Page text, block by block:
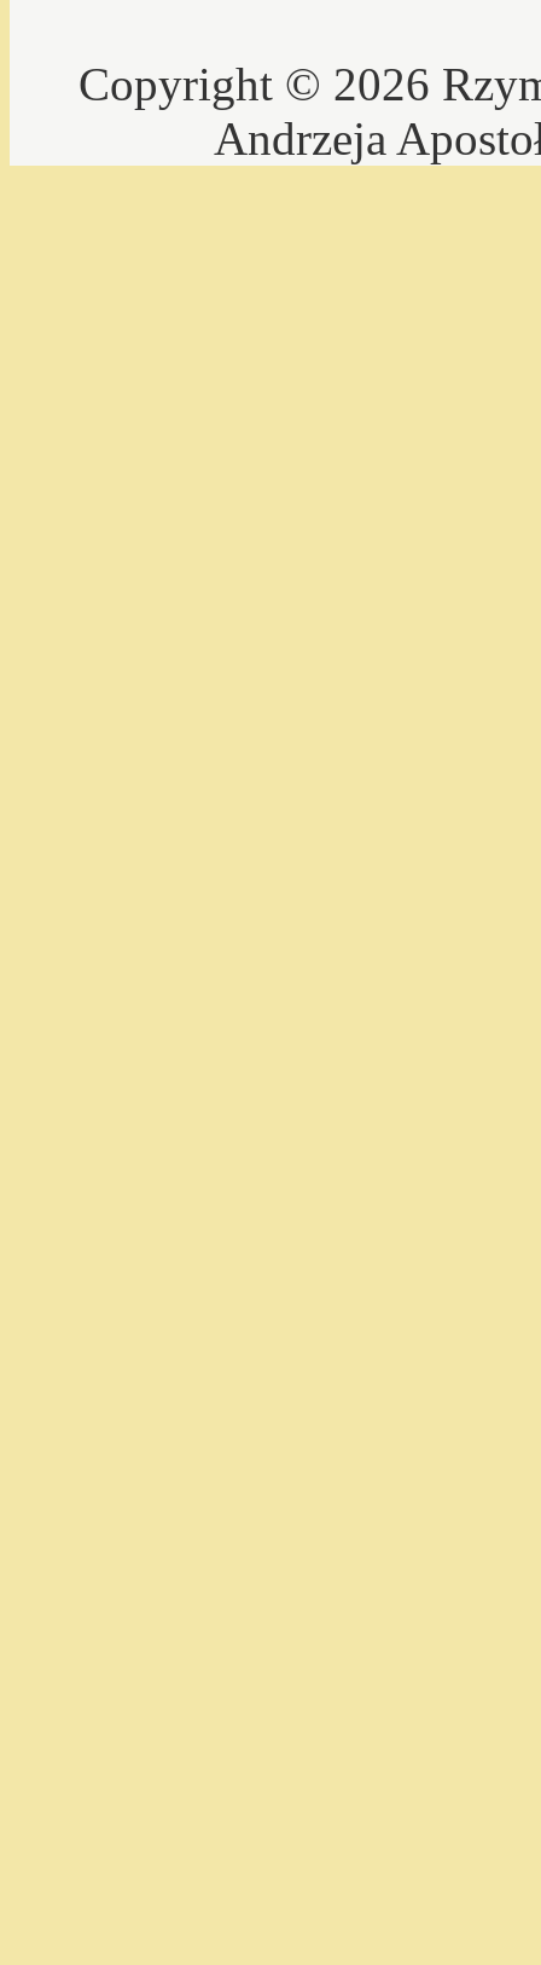
Copyright © 2026
Andrzeja